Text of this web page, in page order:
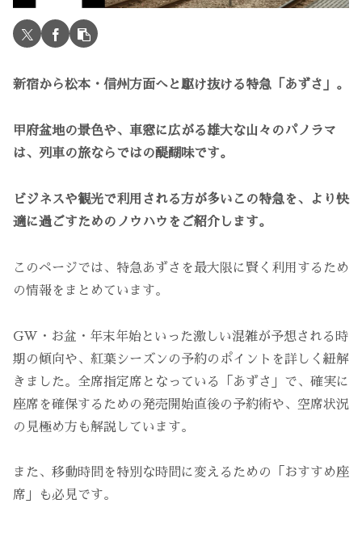
新宿から松本・信州方面へと駆け抜ける特急「あずさ」。
甲府盆地の景色や、車窓に広がる雄大な山々のパノラマ
は、列車の旅ならではの醍醐味です。
ビジネスや観光で利用される方が多いこの特急を、より快
適に過ごすためのノウハウをご紹介します。
このページでは、特急あずさを最大限に賢く利用するため
の情報をまとめています。
GW・お盆・年末年始といった激しい混雑が予想される時
期の傾向や、紅葉シーズンの予約のポイントを詳しく紐解
きました。全席指定席となっている「あずさ」で、確実に
座席を確保するための発売開始直後の予約術や、空席状況
の見極め方も解説しています。
また、移動時間を特別な時間に変えるための「おすすめ座
席」も必見です。